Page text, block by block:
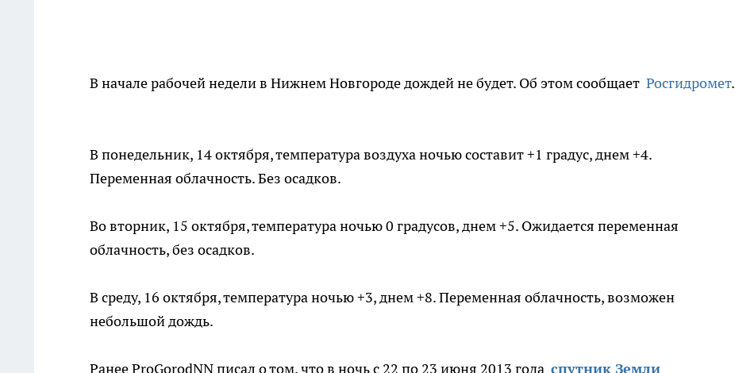
В начале рабочей недели в Нижнем Новгороде дождей не будет. Об этом сообщает Росгидромет.
В понедельник, 14 октября, температура воздуха ночью составит +1 градус, днем +4.
Переменная облачность. Без осадков.
Во вторник, 15 октября, температура ночью 0 градусов, днем +5. Ожидается переменная
облачность, без осадков.
В среду, 16 октября, температура ночью +3, днем +8. Переменная облачность, возможен
небольшой дождь.
Ранее ProGorodNN писал о том, что в ночь с 22 по 23 июня 2013 года спутник Земли